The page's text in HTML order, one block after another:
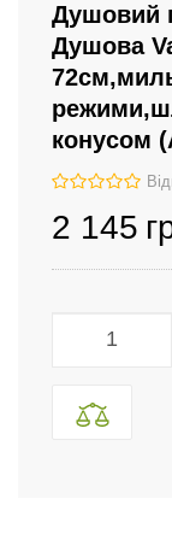
Душовий
Душова
конусом
2 145